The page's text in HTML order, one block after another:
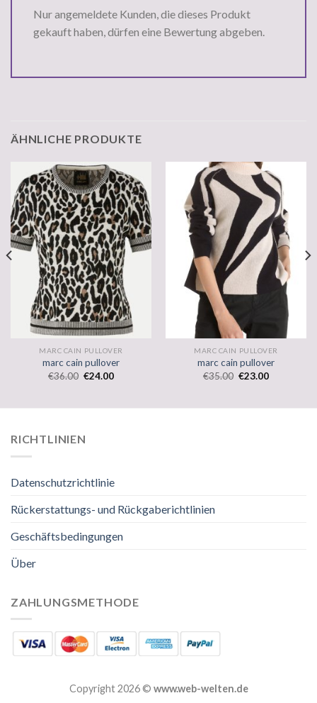
Nur angemeldete Kunden, die dieses Produkt
gekauft haben, dürfen eine Bewertung abgeben.
ÄHNLICHE PRODUKTE
MARC CAIN PULLOVER
marc cain pullover
€36.00 €24.00
MARC CAIN PULLOVER
marc cain pullover
€35.00 €23.00
RICHTLINIEN
Datenschutzrichtlinie
Rückerstattungs- und Rückgaberichtlinien
Geschäftsbedingungen
Über
ZAHLUNGSMETHODE
Copyright 2026 © www.web-welten.de